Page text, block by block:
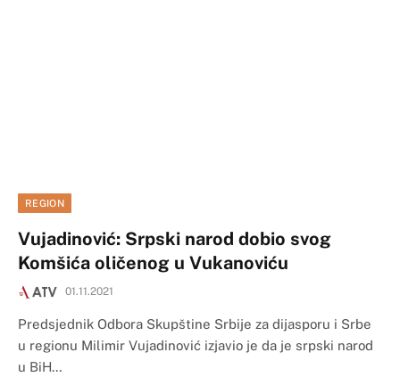
REGION
Vujadinović: Srpski narod dobio svog
Komšića oličenog u Vukanoviću
01.11.2021
Predsjednik Odbora Skupštine Srbije za dijasporu i Srbe
u regionu Milimir Vujadinović izjavio je da je srpski narod
u BiH…